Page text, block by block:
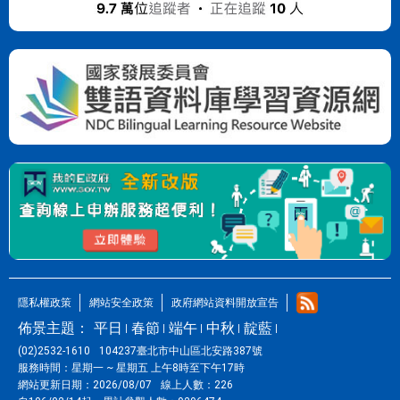
隱私權政策 網站安全政策 政府網站資料開放宣告
佈景主題： 平日 春節 端午 中秋 靛藍
(02)2532-1610
104237臺北市中山區北安路387號
服務時間： 星期一 ~ 星期五 上午8時至下午17時
網站更新日期： 2026/08/07 線上人數： 226